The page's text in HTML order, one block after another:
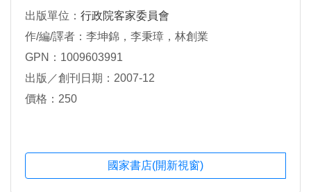
出版單位： 行政院客家委員會
作/編/譯者：李坤錦，李秉璋，林創業
GPN：1009603991
出版／創刊日期：2007-12
價格：250
國家書店(開新視窗)